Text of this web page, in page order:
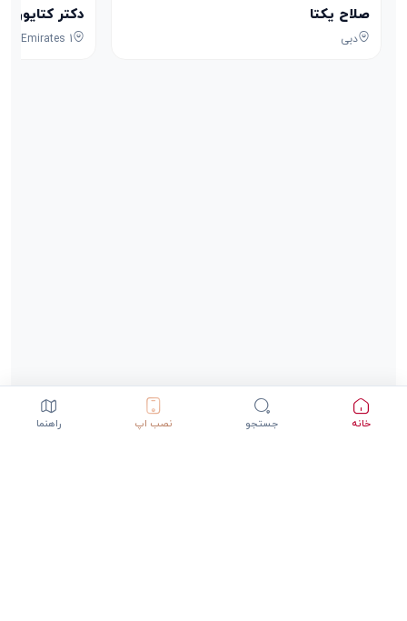
صلاح یکتا
دبی
دکتر کتایون
خانه جستجو نصب اپ راهنما